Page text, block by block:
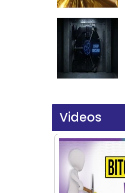
Videos